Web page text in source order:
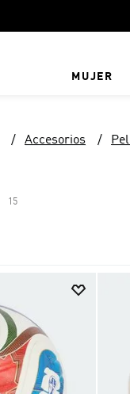
MUJER
Accesorios
15